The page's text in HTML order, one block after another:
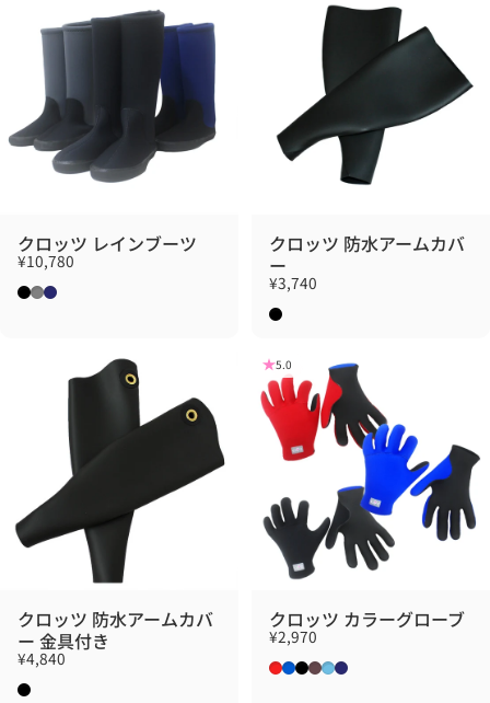
クロッツ レインブーツ
¥10,780
ブラック
グレー
ネイビー
クロッツ 防水アームカバ
ー
¥3,740
ブラック
クロッツ 防水アームカバ
ー 金具付き
¥4,840
ブラック
5.0
クロッツ カラーグローブ
¥2,970
レッド
ブルー
ブラック
ブラウン
パウダー
ネイビー